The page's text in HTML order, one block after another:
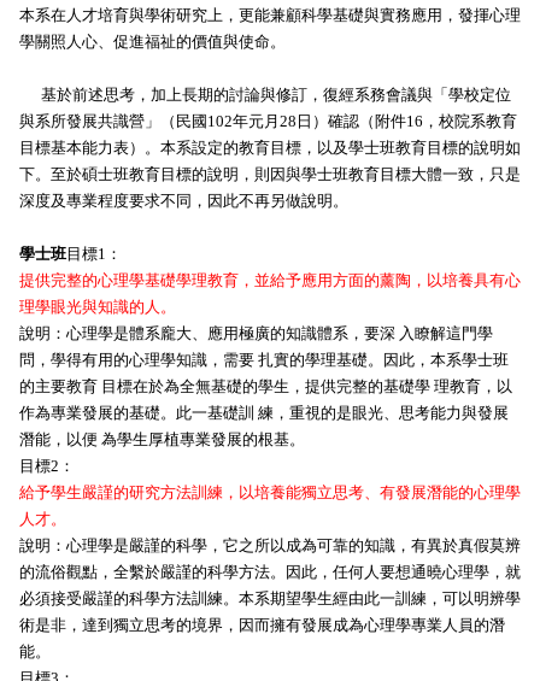
本系在人才培育與學術研究上，更能兼顧科學基礎與實務應用，發揮心理
學關照人心、促進福祉的價值與使命。
基於前述思考，加上長期的討論與修訂，復經系務會議與「學校定位
與系所發展共識營」（民國102年元月28日）確認（附件16，校院系教育
目標基本能力表）。本系設定的教育目標，以及學士班教育目標的說明如
下。至於碩士班教育目標的說明，則因與學士班教育目標大體一致，只是
深度及專業程度要求不同，因此不再另做說明。
學士班目標1：
提供完整的心理學基礎學理教育，並給予應用方面的薰陶，以培養具有心
理學眼光與知識的人。
說明：心理學是體系龐大、應用極廣的知識體系，要深 入瞭解這門學
問，學得有用的心理學知識，需要 扎實的學理基礎。因此，本系學士班
的主要教育 目標在於為全無基礎的學生，提供完整的基礎學 理教育，以
作為專業發展的基礎。此一基礎訓 練，重視的是眼光、思考能力與發展
潛能，以便 為學生厚植專業發展的根基。
目標2：
給予學生嚴謹的研究方法訓練，以培養能獨立思考、有發展潛能的心理學
人才。
說明：心理學是嚴謹的科學，它之所以成為可靠的知識，有異於真假莫辨
的流俗觀點，全繫於嚴謹的科學方法。因此，任何人要想通曉心理學，就
必須接受嚴謹的科學方法訓練。本系期望學生經由此一訓練，可以明辨學
術是非，達到獨立思考的境界，因而擁有發展成為心理學專業人員的潛
能。